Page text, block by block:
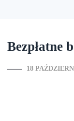
Bezpłatne
18